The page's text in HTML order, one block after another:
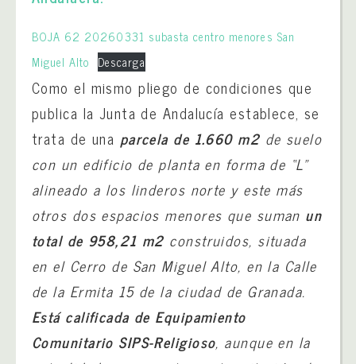
BOJA 62 20260331 subasta centro menores San
Miguel Alto Descarga
Como el mismo pliego de condiciones que
publica la Junta de Andalucía establece, se
trata de una parcela de 1.660 m2 de suelo
con un edificio de planta en forma de “L”
alineado a los linderos norte y este más
otros dos espacios menores que suman un
total de 958,21 m2 construidos, situada
en el Cerro de San Miguel Alto, en la Calle
de la Ermita 15 de la ciudad de Granada.
Está calificada de Equipamiento
Comunitario SIPS-Religioso, aunque en la